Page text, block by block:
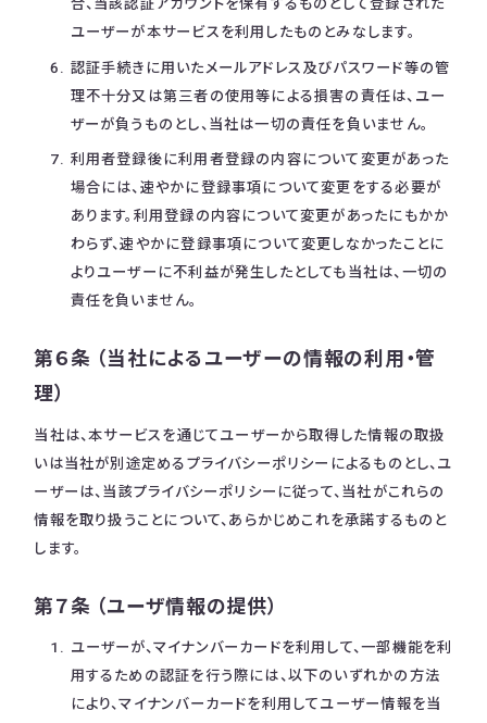
合、当該認証アカウントを保有するものとして登録された
ユーザーが本サービスを利用したものとみなします。
認証手続きに用いたメールアドレス及びパスワード等の管
理不十分又は第三者の使用等による損害の責任は、ユー
ザーが負うものとし、当社は一切の責任を負いません。
利用者登録後に利用者登録の内容について変更があった
場合には、速やかに登録事項について変更をする必要が
あります。利用登録の内容について変更があったにもかか
わらず、速やかに登録事項について変更しなかったことに
よりユーザーに不利益が発生したとしても当社は、一切の
責任を負いません。
第６条 （当社によるユーザーの情報の利用・管
理）
当社は、本サービスを通じてユーザーから取得した情報の取扱
いは当社が別途定めるプライバシーポリシーによるものとし、ユ
ーザーは、当該プライバシーポリシーに従って、当社がこれらの
情報を取り扱うことについて、あらかじめこれを承諾するものと
します。
第７条 （ユーザ情報の提供）
ユーザーが、マイナンバーカードを利用して、一部機能を利
用するための認証を行う際には、以下のいずれかの方法
により、マイナンバーカードを利用してユーザー情報を当